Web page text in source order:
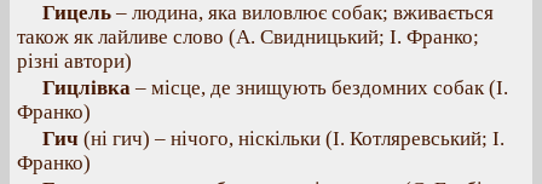
Гицель – людина, яка виловлює собак; вживається
також як лайливе слово (А. Свидницький; І. Франко;
різні автори)
Гицлівка – місце, де знищують бездомних собак (І.
Франко)
Гич (ні гич) – нічого, ніскільки (І. Котляревський; І.
Франко)